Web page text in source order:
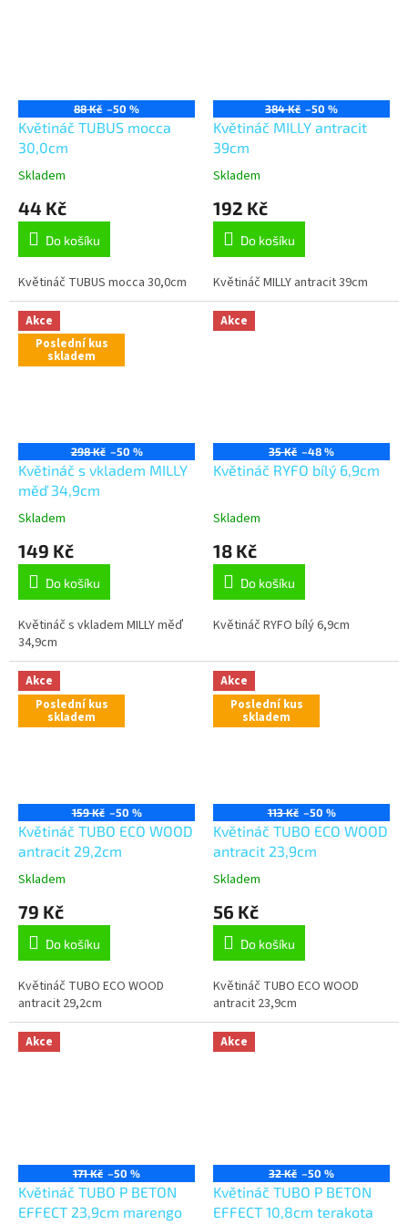
88 Kč –50 %
Květináč TUBUS mocca
30,0cm
Skladem
44 Kč
Do košíku
Květináč TUBUS mocca 30,0cm
384 Kč –50 %
Květináč MILLY antracit
39cm
Skladem
192 Kč
Do košíku
Květináč MILLY antracit 39cm
Akce
Poslední kus
skladem
298 Kč –50 %
Květináč s vkladem MILLY
měď 34,9cm
Skladem
149 Kč
Do košíku
Květináč s vkladem MILLY měď
34,9cm
Akce
35 Kč –48 %
Květináč RYFO bílý 6,9cm
Skladem
18 Kč
Do košíku
Květináč RYFO bílý 6,9cm
Akce
Poslední kus
skladem
159 Kč –50 %
Květináč TUBO ECO WOOD
antracit 29,2cm
Skladem
79 Kč
Do košíku
Květináč TUBO ECO WOOD
antracit 29,2cm
Akce
Poslední kus
skladem
113 Kč –50 %
Květináč TUBO ECO WOOD
antracit 23,9cm
Skladem
56 Kč
Do košíku
Květináč TUBO ECO WOOD
antracit 23,9cm
Akce
171 Kč –50 %
Květináč TUBO P BETON
EFFECT 23,9cm marengo
Akce
32 Kč –50 %
Květináč TUBO P BETON
EFFECT 10,8cm terakota